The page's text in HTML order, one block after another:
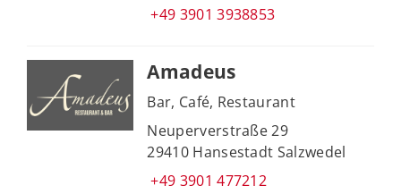
+49 3901 3938853
Amadeus
Bar, Café, Restaurant
Neuperverstraße 29
29410 Hansestadt Salzwedel
+49 3901 477212